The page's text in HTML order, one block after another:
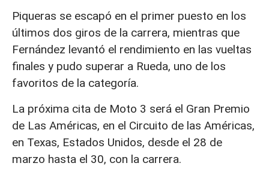
Piqueras se escapó en el primer puesto en los
últimos dos giros de la carrera, mientras que
Fernández levantó el rendimiento en las vueltas
finales y pudo superar a Rueda, uno de los
favoritos de la categoría.
La próxima cita de Moto 3 será el Gran Premio
de Las Américas, en el Circuito de las Américas,
en Texas, Estados Unidos, desde el 28 de
marzo hasta el 30, con la carrera.